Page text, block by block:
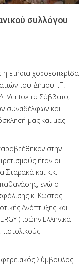
συλλόγου
ετήσια χοροεσπερίδα
του Δήμου Ι.Π.
Vento» το Σάββατο,
συναδέλφων και
μας και μας
στην
ήταν οι
Σταρακά και κ.κ.
ενώ ο
κ. Κώστας
Ανάπτυξης και
(πρώην Ελληνικά
Σύμβουλος